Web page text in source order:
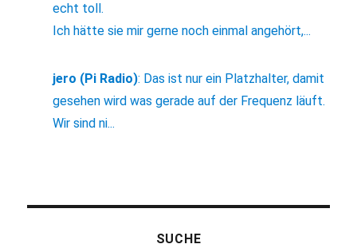
echt toll.
Ich hätte sie mir gerne noch einmal angehört,...
jero (Pi Radio): Das ist nur ein Platzhalter, damit
gesehen wird was gerade auf der Frequenz läuft.
Wir sind ni...
SUCHE